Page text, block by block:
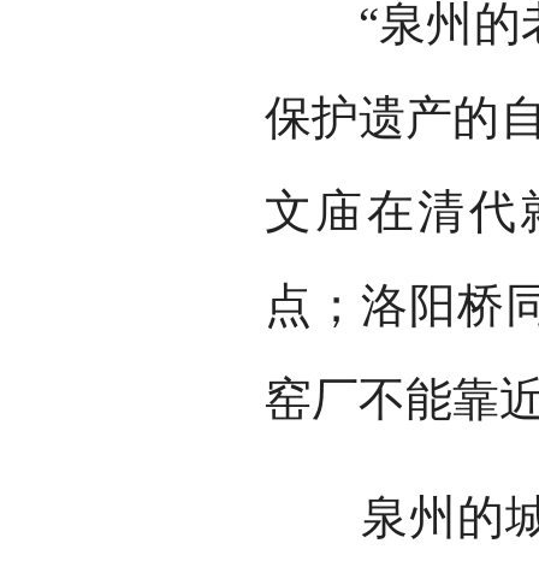
“泉州的老
保护遗产的
文庙在清代
点；洛阳桥
窑厂不能靠
泉州的城